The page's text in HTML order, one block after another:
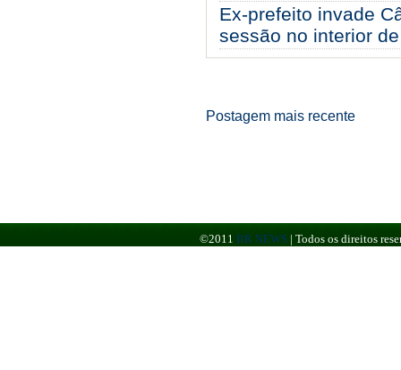
Ex-prefeito invade
sessão no interior
Postagem mais recente
©2011 BR NEWS | Todos os direitos